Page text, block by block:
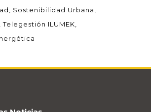
Sostenibilidad Urbana
Telegestión ILUMEK